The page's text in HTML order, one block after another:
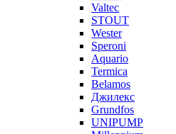
Valtec
STOUT
Wester
Speroni
Aquario
Termica
Belamos
Джилекс
Grundfos
UNIPUMP